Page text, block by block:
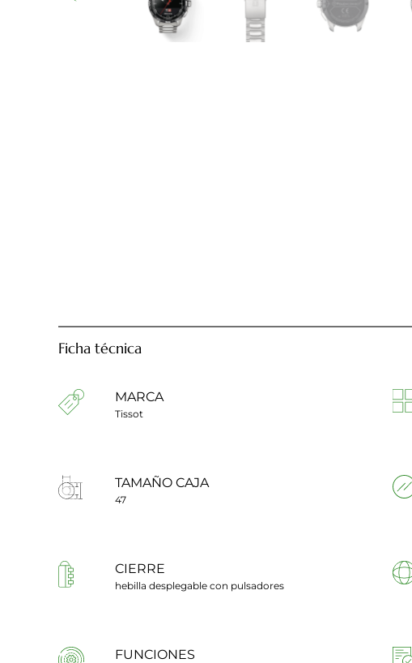
Ficha técnica
MARCA
Tissot
TAMAÑO CAJA
47
CIERRE
hebilla desplegable con pulsadores
FUNCIONES